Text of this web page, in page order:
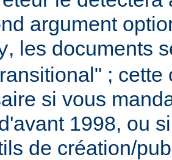
argument
, les documents
; cette
si vous
1998, ou
de création/